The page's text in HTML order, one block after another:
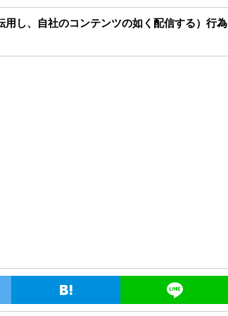
し、自社のコンテンツの如く配信する）行為